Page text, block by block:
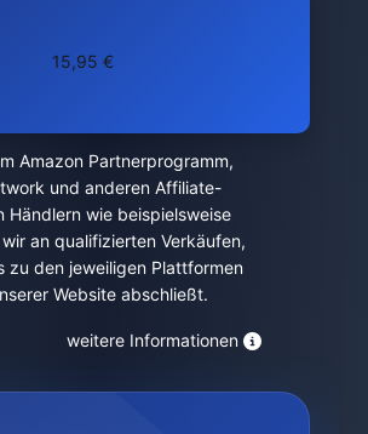
15,95 €
Amazon Partnerprogramm,
und anderen Affiliate-
Händlern wie beispielsweise
an qualifizierten Verkäufen,
zu den jeweiligen Plattformen
Website abschließt.
weitere Informationen